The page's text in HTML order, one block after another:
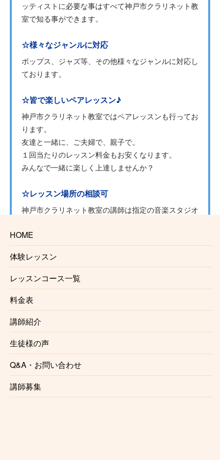
HOME
体験レッスン
レッスンコース一覧
料金表
講師紹介
生徒様の声
Q&A・お問い合わせ
講師募集
ッティストに必要な事はすべて神戸市クラリネット教
室で知る事ができます。
☆様々なジャンルに対応
ポップス、ジャズ等、その他様々なジャンルに対応し
ております。
☆皆で楽しいペアレッスン♪
神戸市クラリネット教室ではペアレッスンも行ってお
ります。
友達と一緒に、ご夫婦で、親子で。
１回当たりのレッスン料金もお安くなります。
みんなで一緒に楽しく上達しませんか？
☆レッスン場所の相談可
神戸市クラリネット教室の講師は指定の音楽スタジオ
通ってみたいけど場所がな、、という方は是非一度ご
相談下さい。講師との都合が合えばご希望の場所でレ
ッスンする事が可能でございます。また
をご希望の方もご相談ください。
※場所によりお断りさせていただく事がございます。
また出張レッスンには対応していない講師もおります
ので予めご了承ください。
生徒様の声
これからレッスンを始める方の参考として、実際にレ